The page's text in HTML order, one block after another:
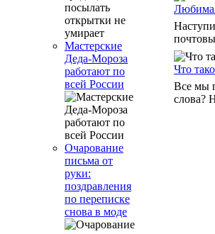
Мастерские
Деда-Мороза
работают по
всей России
Очарование
письма от
руки:
поздравления
по переписке
снова в моде
Что
Все мы
слова?